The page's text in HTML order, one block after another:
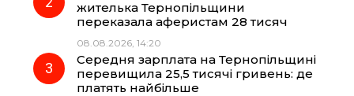
o
k
r
a
m
жителька Тернопільщини
переказала аферистам 28 тисяч
08.08.2026, 14:20
Середня зарплата на Тернопільщині
перевищила 25,5 тисячі гривень: де
платять найбільше